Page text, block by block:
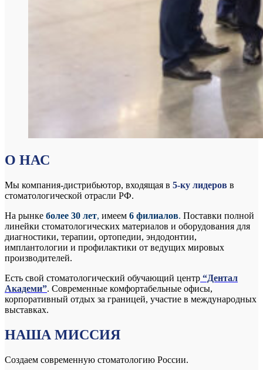
О НАС
Мы компания-дистрибьютор, входящая в 5-ку лидеров в
стоматологической отрасли РФ.
На рынке более 30 лет, имеем 6 филиалов. Поставки полной
линейки стоматологических материалов и оборудования для
диагностики, терапии, ортопедии, эндодонтии,
имплантологии и профилактики от ведущих мировых
производителей.
Есть свой стоматологический обучающий центр “Дентал
Академи”. Современные комфортабельные офисы,
корпоративный отдых за границей, участие в международных
выставках.
НАША МИССИЯ
Создаем современную стоматологию России.